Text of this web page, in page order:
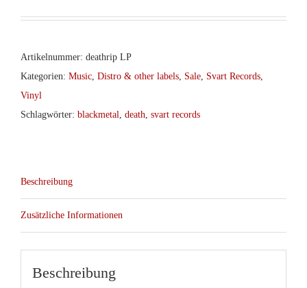
Artikelnummer: deathrip LP
Kategorien: Music, Distro & other labels, Sale, Svart Records,
Vinyl
Schlagwörter: blackmetal, death, svart records
Beschreibung
Zusätzliche Informationen
Beschreibung